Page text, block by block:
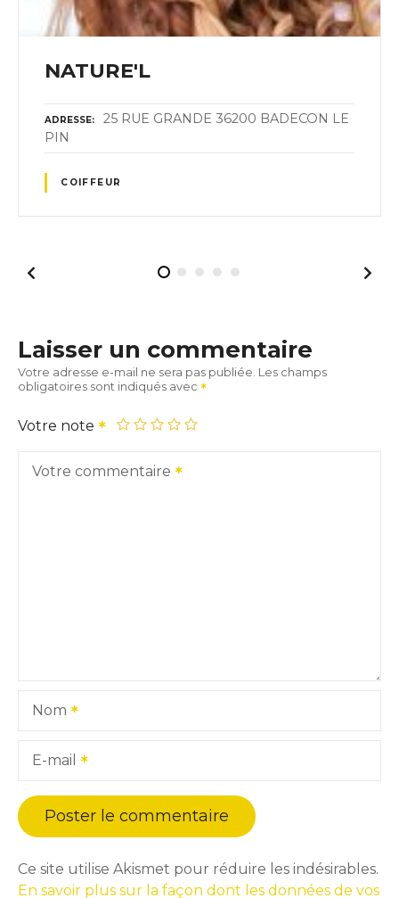
NATURE'L
ADRESSE
25 RUE GRANDE 36200 BADECON LE
PIN
COIFFEUR
Laisser un commentaire
Votre adresse e-mail ne sera pas publiée. Les champs
obligatoires sont indiqués avec
Votre note
Votre commentaire
Nom
E-mail
Ce site utilise Akismet pour réduire les indésirables.
En savoir plus sur la façon dont les données de vos